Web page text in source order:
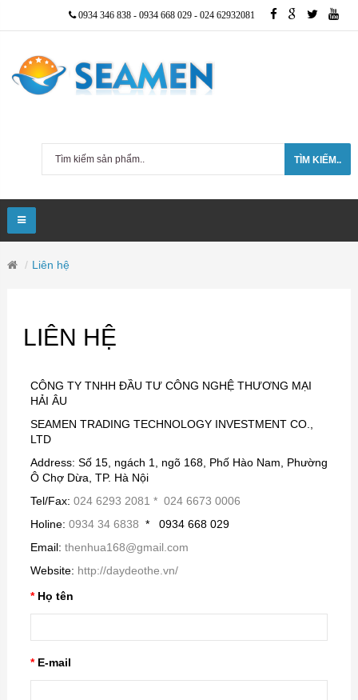
0934 346 838 - 0934 668 029 - 024 62932081
TÌM KIẾM..
Liên hệ
LIÊN HỆ
CÔNG TY TNHH ĐẦU TƯ CÔNG NGHỆ THƯƠNG MẠI
HẢI ÂU
SEAMEN TRADING TECHNOLOGY INVESTMENT CO.,
LTD
Address: Số 15, ngách 1, ngõ 168, Phố Hào Nam, Phường
Ô Chợ Dừa, TP. Hà Nội
Tel/Fax: 024 6293 2081 * 024 6673 0006
Holine: 0934 34 6838 * 0934 668 029
Email: thenhua168@gmail.com
Website: http://daydeothe.vn/
Họ tên
E-mail